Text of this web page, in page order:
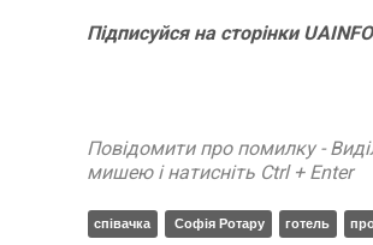
Підписуйся на сторінки UAINFO
Повідомити про помилку -
мишею і натисніть Ctrl + Enter
співачка Софія Ротару готель